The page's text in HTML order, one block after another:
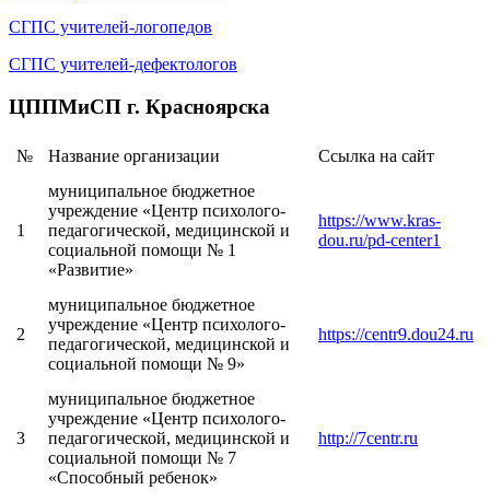
СГПС учителей-логопедов
СГПС учителей-дефектологов
ЦППМиСП г. Красноярска
№ Название организации Ссылка на сайт
1
муниципальное бюджетное
учреждение «Центр психолого-
педагогической, медицинской и
социальной помощи № 1
«Развитие»
https://www.kras-
dou.ru/pd-center1
2
муниципальное бюджетное
учреждение «Центр психолого-
педагогической, медицинской и
социальной помощи № 9»
https://centr9.dou24.ru
3
муниципальное бюджетное
учреждение «Центр психолого-
педагогической, медицинской и
социальной помощи № 7
«Способный ребенок»
http://7centr.ru